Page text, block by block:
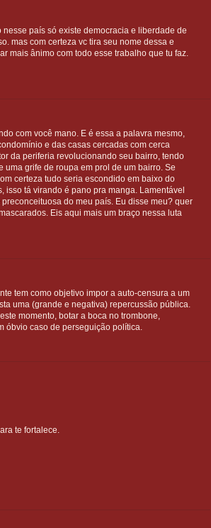
nesse país só existe democracia e liberdade de
mas com certeza vc tira seu nome dessa e
mais ânimo com todo esse trabalho que tu faz.
com você mano. E é essa a palavra mesmo,
e das casas cercadas com cerca
da periferia revolucionando seu bairro, tendo
uma grife de roupa em prol de um bairro. Se
certeza tudo seria escondido em baixo do
isso tá virando é pano pra manga. Lamentável
do meu país. Eu disse meu? quer
Eis aqui mais um braço nessa luta
tem como objetivo impor a auto-censura a um
uma (grande e negativa) repercussão pública.
momento, botar a boca no trombone,
óbvio caso de perseguição política.
te fortalece.